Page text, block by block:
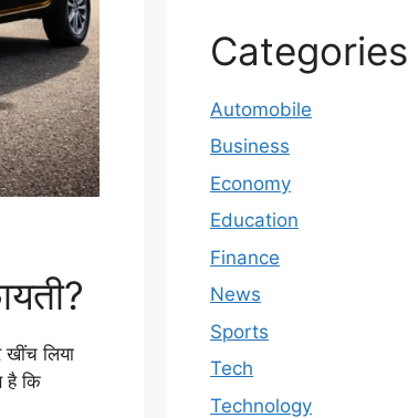
लिया
है कि
Categories
Automobile
Business
Economy
Education
Finance
News
Sports
Tech
Technology